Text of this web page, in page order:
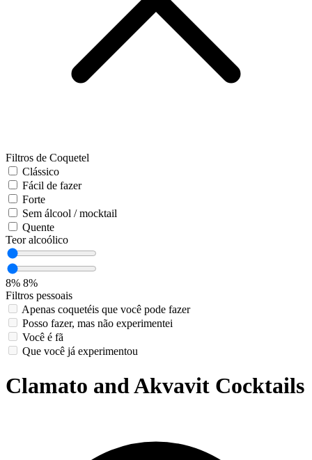
Filtros de Coquetel
Clássico
Fácil de fazer
Forte
Sem álcool / mocktail
Quente
Teor alcoólico
8% 8%
Filtros pessoais
Apenas coquetéis que você pode fazer
Posso fazer, mas não experimentei
Você é fã
Que você já experimentou
Clamato and Akvavit Cocktails